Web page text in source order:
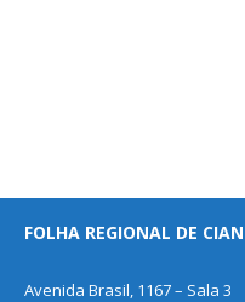
FOLHA REGIONAL DE
Avenida Brasil, 1167 – Sala 3